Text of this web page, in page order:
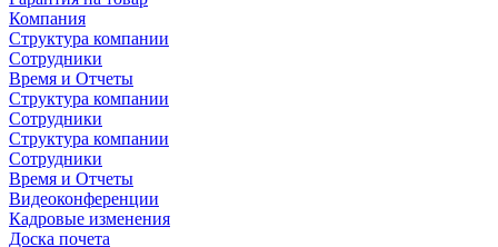
Компания
Структура компании
Сотрудники
Время и Отчеты
Структура компании
Сотрудники
Структура компании
Сотрудники
Время и Отчеты
Видеоконференции
Кадровые изменения
Доска почета